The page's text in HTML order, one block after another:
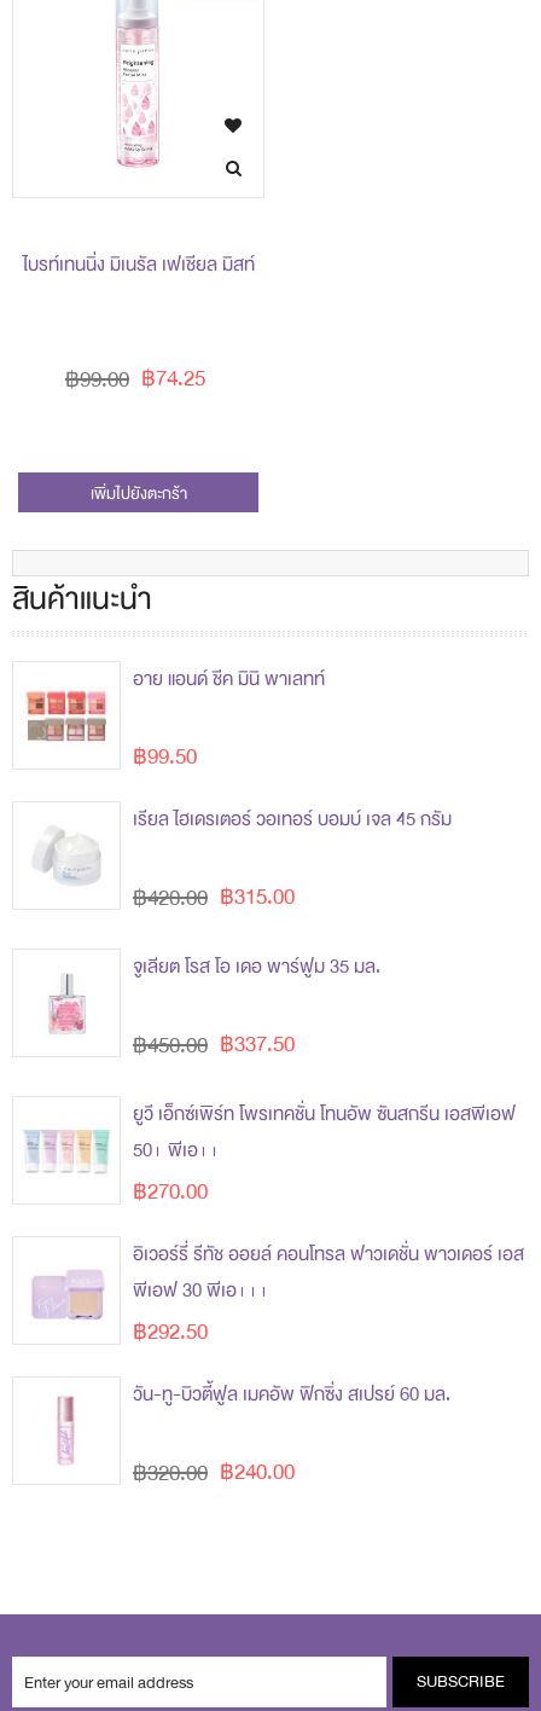
ไบรท์เทนนิ่ง มิเนรัล เฟเชียล มิสท์
฿74.25
฿99.00
เพิ่มไปยังตะกร้า
สินค้าแนะนำ
อาย แอนด์ ชีค มินิ พาเลทท์
฿99.50
เรียล ไฮเดรเตอร์ วอเทอร์ บอมบ์ เจล 45 กรัม
฿315.00
฿420.00
จูเลียต โรส โอ เดอ พาร์ฟูม 35 มล.
฿337.50
฿450.00
ยูวี เอ็กซ์เพิร์ท โพรเทคชั่น โทนอัพ ซันสกรีน เอสพีเอฟ
50+ พีเอ++
฿270.00
อิเวอร์รี่ รีทัช ออยล์ คอนโทรล ฟาวเดชั่น พาวเดอร์ เอส
พีเอฟ 30 พีเอ+++
฿292.50
วัน-ทู-บิวตี้ฟูล เมคอัพ ฟิกซิ่ง สเปรย์ 60 มล.
฿240.00
฿320.00
SUBSCRIBE